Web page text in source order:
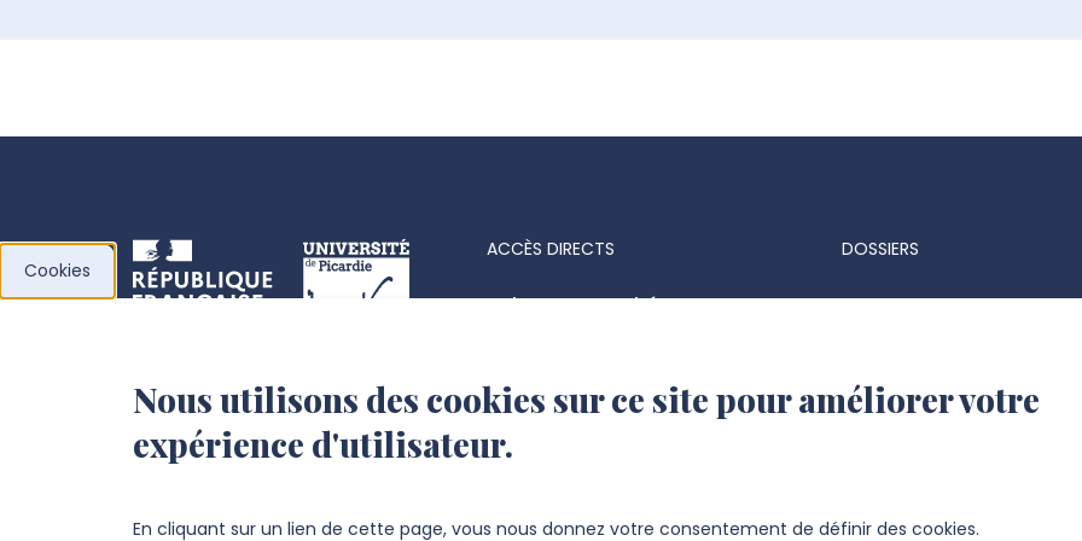
l’Université de
Picardie Jules Verne
Chemin du Thil
ACCÈS DIRECTS
Achats & marchés
Fiche d'identité UPJV
Offres d'emploi
DOSSIERS
Espace Presse
Cookies
Nous utilisons des cookies sur ce site pour améliorer votre
expérience d'utilisateur.
En cliquant sur un lien de cette page, vous nous donnez votre consentement de définir des cookies.